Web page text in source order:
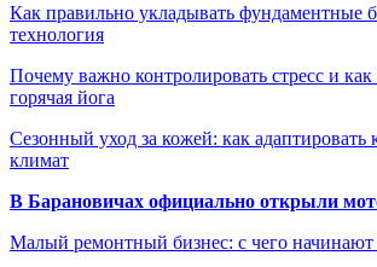
Как правильно укладывать фундаментные
технология
Почему важно контролировать стресс и
горячая йога
Сезонный уход за кожей: как адаптировать
климат
В Барановичах официально открыли
Малый ремонтный бизнес: с чего начинают